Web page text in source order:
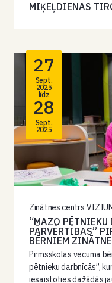
MIĶEĻDIENAS
27
Sept.
2025
līdz
28
Sept.
2025
Zinātnes centrs
“MAZO PĒTNIEKU
PĀRVĒRTĪBAS”
BĒRNIEM
Pirmsskolas vecuma
pētnieku darbnīcās”,
iesaistoties dažādās